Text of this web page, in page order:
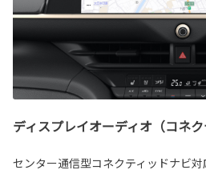
ディスプレイオーディオ（コネ
センター通信型コネクティッドナビ